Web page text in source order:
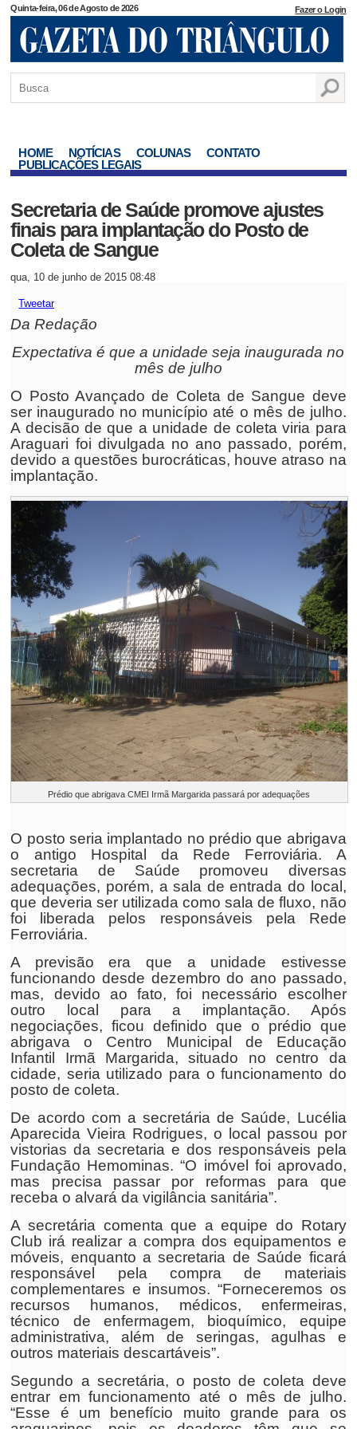
Quinta-feira, 06 de Agosto de 2026 Fazer o Login
HOME NOTÍCIAS COLUNAS
CONTATO
PUBLICAÇÕES LEGAIS
Secretaria de Saúde promove ajustes
finais para implantação do Posto de
Coleta de Sangue
qua, 10 de junho de 2015 08:48
Tweetar
Da Redação
Expectativa é que a unidade seja inaugurada no
mês de julho
O Posto Avançado de Coleta de Sangue deve
ser inaugurado no município até o mês de julho.
A decisão de que a unidade de coleta viria para
Araguari foi divulgada no ano passado, porém,
devido a questões burocráticas, houve atraso na
implantação.
Prédio que abrigava CMEI Irmã Margarida passará por adequações
O posto seria implantado no prédio que abrigava
o antigo Hospital da Rede Ferroviária. A
secretaria de Saúde promoveu diversas
adequações, porém, a sala de entrada do local,
que deveria ser utilizada como sala de fluxo, não
foi liberada pelos responsáveis pela Rede
Ferroviária.
A previsão era que a unidade estivesse
funcionando desde dezembro do ano passado,
mas, devido ao fato, foi necessário escolher
outro local para a implantação. Após
negociações, ficou definido que o prédio que
abrigava o Centro Municipal de Educação
Infantil Irmã Margarida, situado no centro da
cidade, seria utilizado para o funcionamento do
posto de coleta.
De acordo com a secretária de Saúde, Lucélia
Aparecida Vieira Rodrigues, o local passou por
vistorias da secretaria e dos responsáveis pela
Fundação Hemominas. “O imóvel foi aprovado,
mas precisa passar por reformas para que
receba o alvará da vigilância sanitária”.
A secretária comenta que a equipe do Rotary
Club irá realizar a compra dos equipamentos e
móveis, enquanto a secretaria de Saúde ficará
responsável pela compra de materiais
complementares e insumos. “Forneceremos os
recursos humanos, médicos, enfermeiras,
técnico de enfermagem, bioquímico, equipe
administrativa, além de seringas, agulhas e
outros materiais descartáveis”.
Segundo a secretária, o posto de coleta deve
entrar em funcionamento até o mês de julho.
“Esse é um benefício muito grande para os